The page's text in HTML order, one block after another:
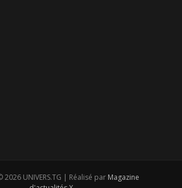
UNIVERS.TG | Réalisé par Magazine